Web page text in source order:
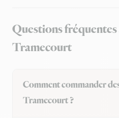
Questions
Tramecourt
Comment commander
Tramecourt ?